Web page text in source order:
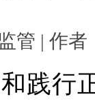
管 | 作者
践行